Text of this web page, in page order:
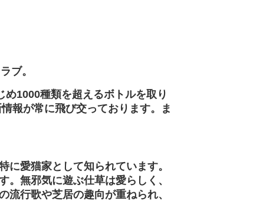
ブ。
1000種類を超えるボトルを取り
報が常に飛び交っております。ま
に愛猫家として知られています。
無邪気に遊ぶ仕草は愛らしく、
行歌や芝居の趣向が重ねられ、